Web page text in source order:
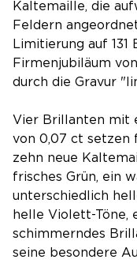
Kaltemaille, die
Feldern
Limitierung auf 131
Firmenjubiläum
durch die Gravur
Vier Brillanten mit
von 0,07 ct setzen
zehn neue
frisches Grün, ein
unterschiedlich
helle Violett-Töne,
schimmerndes
seine besondere